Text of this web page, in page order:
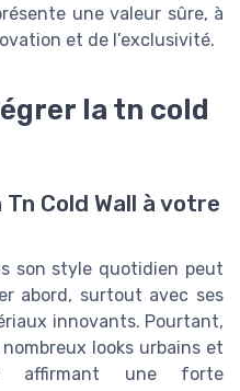
une valeur sûre, à
et de l’exclusivité.
la tn cold
Cold Wall à votre
son style quotidien peut
abord, surtout avec ses
innovants. Pourtant,
looks urbains et
affirmant une forte